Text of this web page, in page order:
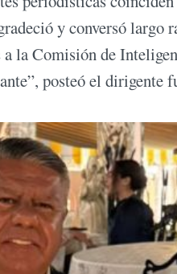
y conversó largo
a la Comisión de
posteó el dirigente